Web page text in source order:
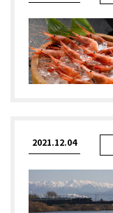
2021.12.04